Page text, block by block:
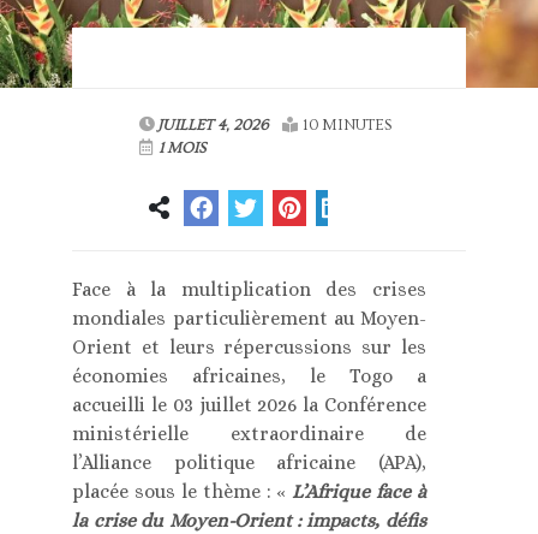
JUILLET 4, 2026
10 MINUTES
1 MOIS
Face à la multiplication des crises
mondiales particulièrement au Moyen-
Orient et leurs répercussions sur les
économies africaines, le Togo a
accueilli le 03 juillet 2026 la Conférence
ministérielle extraordinaire de
l’Alliance politique africaine (APA),
placée sous le thème : «L’Afrique face à
la crise du Moyen-Orient : impacts, défis